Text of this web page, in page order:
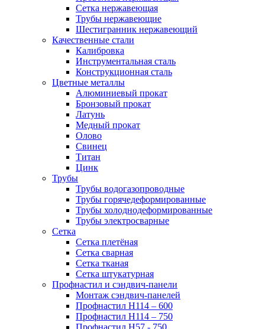
Сетка нержавеющая
Трубы нержавеющие
Шестигранник нержавеющий
Качественные стали
Калибровка
Инструментальная сталь
Конструкционная сталь
Цветные металлы
Алюминиевый прокат
Бронзовый прокат
Латунь
Медный прокат
Олово
Свинец
Титан
Цинк
Трубы
Трубы водогазопроводные
Трубы горячедеформированные
Трубы холоднодеформированные
Трубы электросварные
Сетка
Сетка плетёная
Сетка сварная
Сетка тканая
Сетка штукатурная
Профнастил и сэндвич-панели
Монтаж сэндвич-панелей
Профнастил Н114 – 600
Профнастил Н114 – 750
Профнастил Н57 - 750